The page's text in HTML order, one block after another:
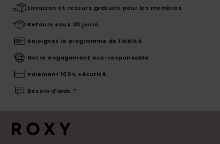
Livraison et retours gratuits pour les membres
Retours sous 30 jours
Rejoignez le programme de fidélité
Notre engagement eco-responsable
Paiement 100% sécurisé
Besoin d'aide ?